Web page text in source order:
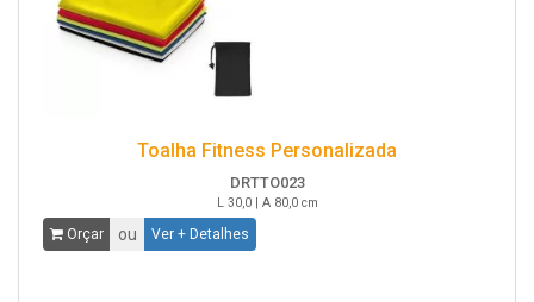
Toalha Fitness Personalizada
DRTTO023
L 30,0 | A 80,0 cm
Orçar ou Ver + Detalhes